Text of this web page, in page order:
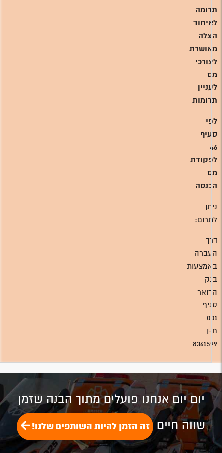
תרומה
לאיחוד
הצלה
מאושרת
לצורכי
מס
לעניין
תרומות
לפי
סעיף
46
לפקודת
מס
הכנסה
ניתן
לתרום:
דרך
העברה
באמצעות
בנק
הדואר
סניף
001
ח-ן
8361599
יום יום אנחנו פועלים מתוך הבנה שזמן
שווה חיים זה הזמן להיות השותפים שלנו!